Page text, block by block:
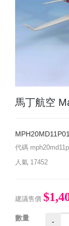
馬丁航空
代碼
人氣 17452
建議售價
數量 -